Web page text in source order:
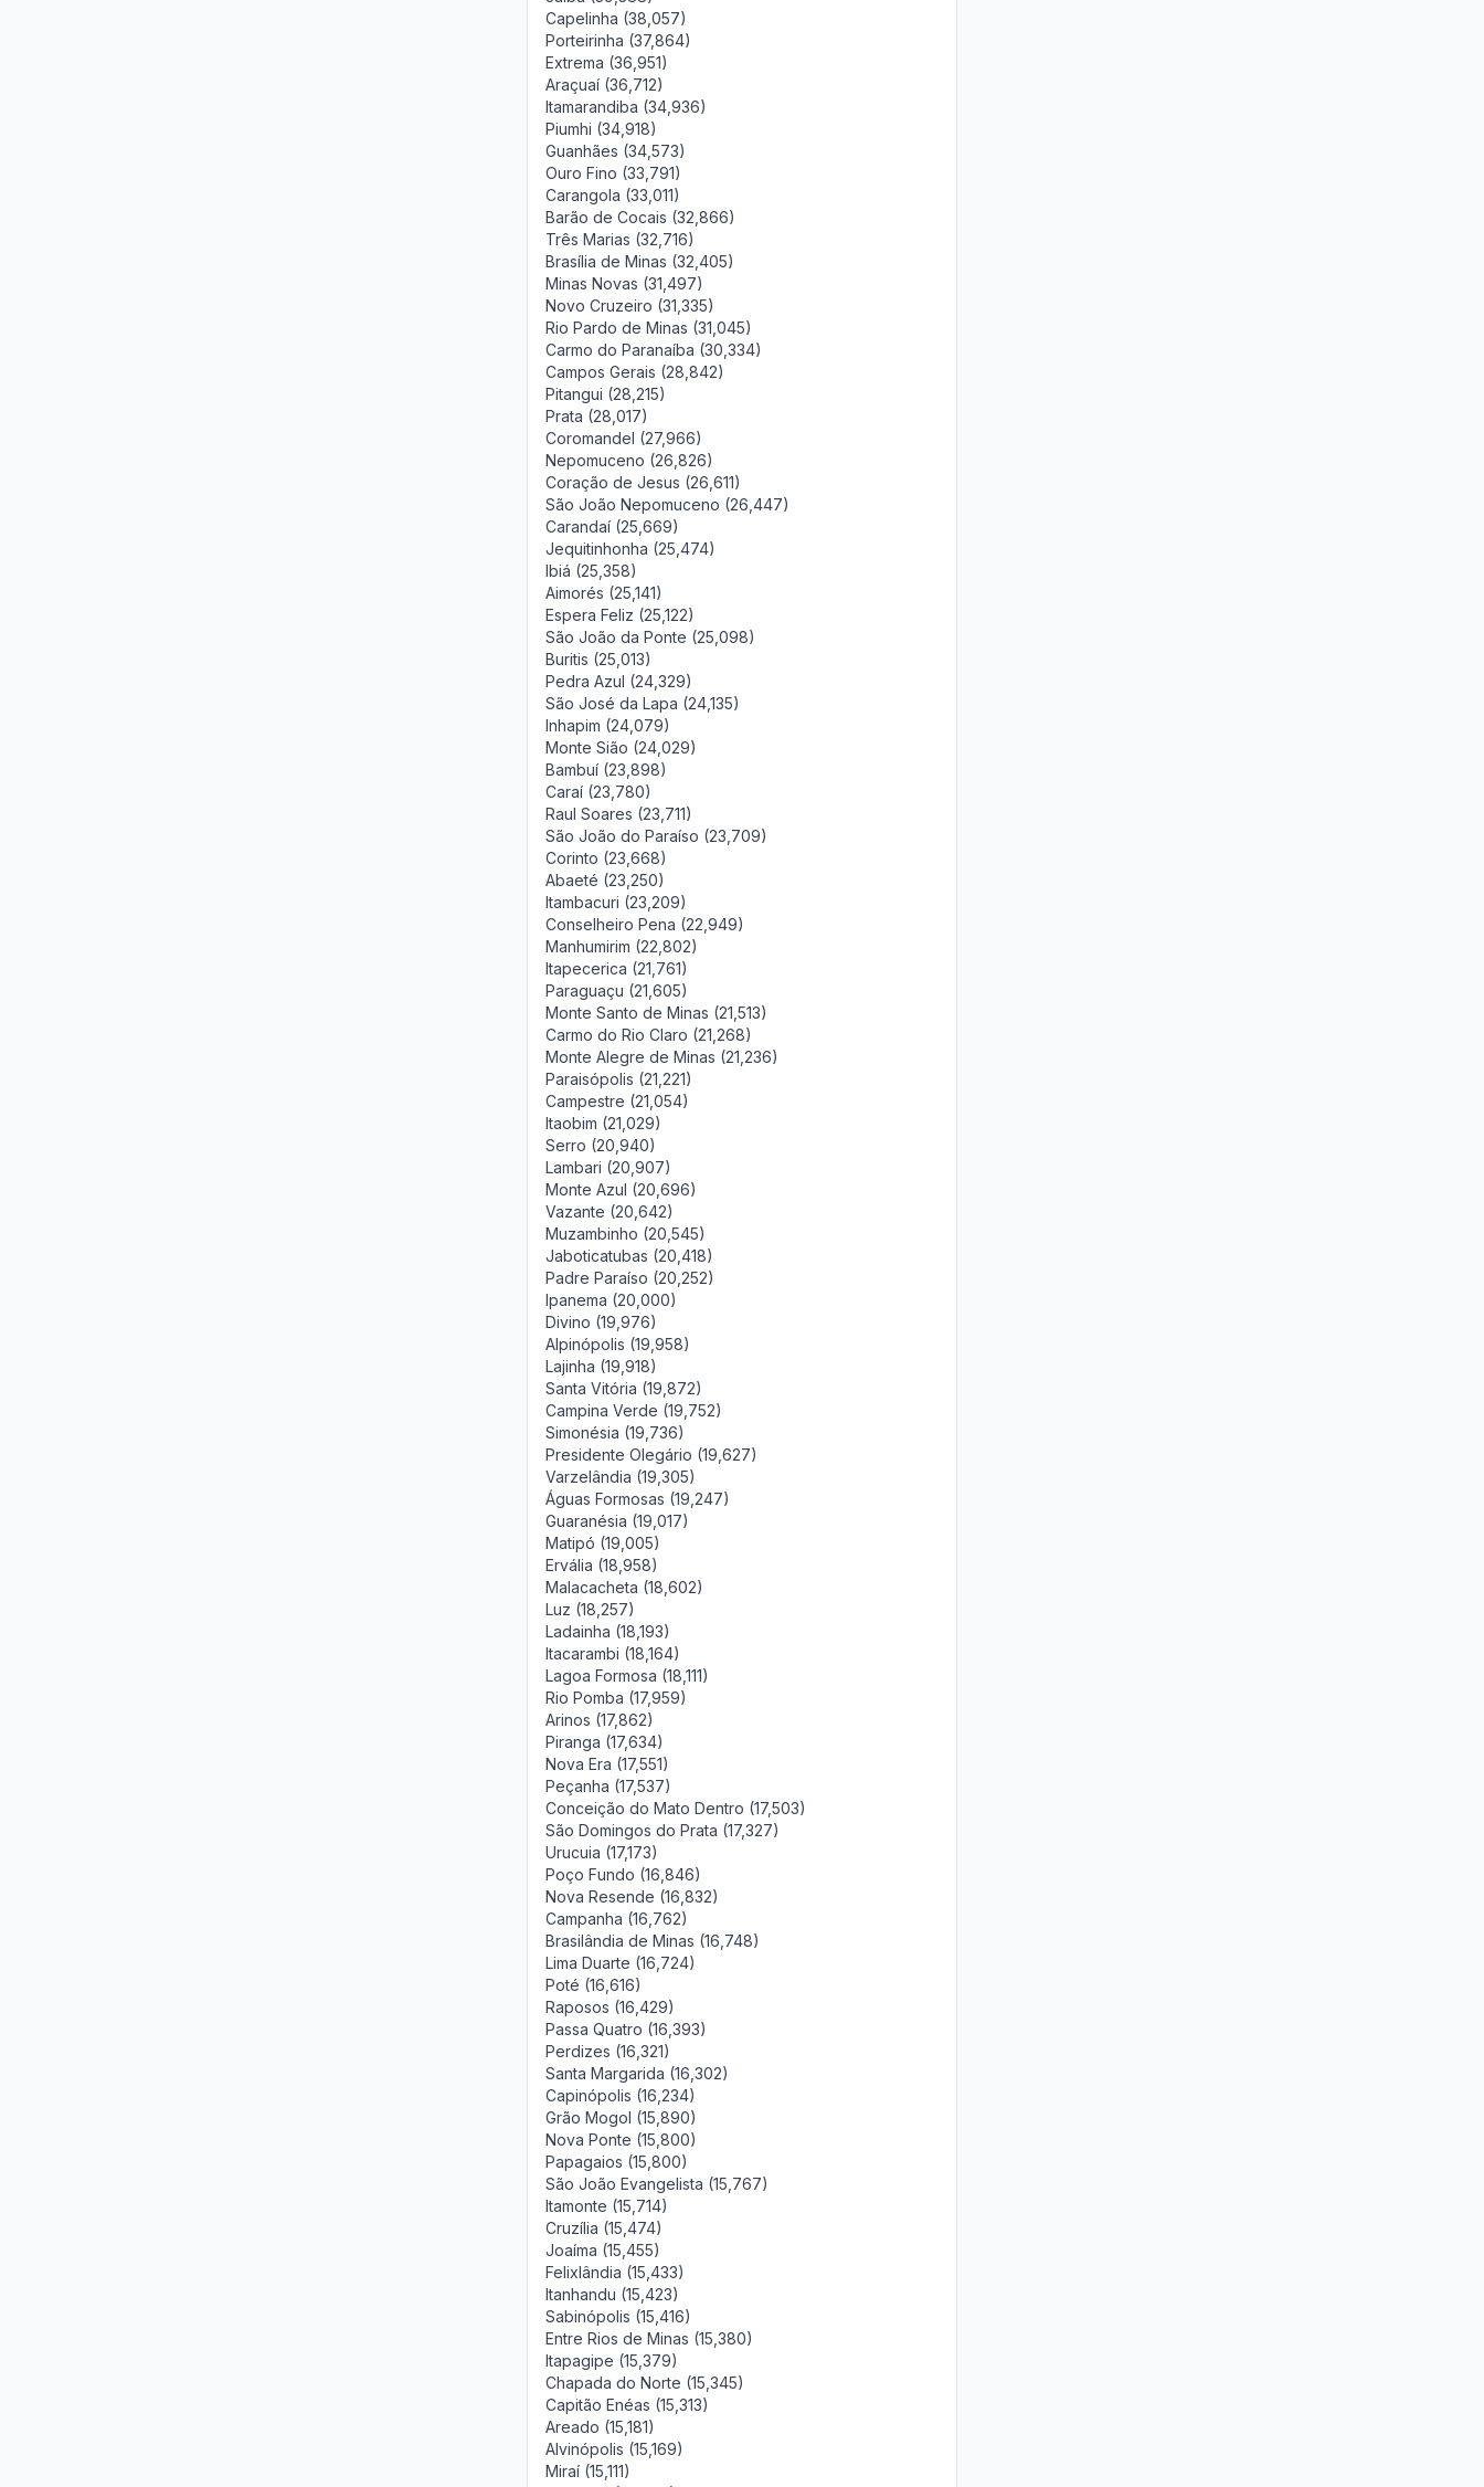
Capelinha (38,057)
Porteirinha (37,864)
Extrema (36,951)
Araçuaí (36,712)
Itamarandiba (34,936)
Piumhi (34,918)
Guanhães (34,573)
Ouro Fino (33,791)
Carangola (33,011)
Barão de Cocais (32,866)
Três Marias (32,716)
Brasília de Minas (32,405)
Minas Novas (31,497)
Novo Cruzeiro (31,335)
Rio Pardo de Minas (31,045)
Carmo do Paranaíba (30,334)
Campos Gerais (28,842)
Pitangui (28,215)
Prata (28,017)
Coromandel (27,966)
Nepomuceno (26,826)
Coração de Jesus (26,611)
São João Nepomuceno (26,447)
Carandaí (25,669)
Jequitinhonha (25,474)
Ibiá (25,358)
Aimorés (25,141)
Espera Feliz (25,122)
São João da Ponte (25,098)
Buritis (25,013)
Pedra Azul (24,329)
São José da Lapa (24,135)
Inhapim (24,079)
Monte Sião (24,029)
Bambuí (23,898)
Caraí (23,780)
Raul Soares (23,711)
São João do Paraíso (23,709)
Corinto (23,668)
Abaeté (23,250)
Itambacuri (23,209)
Conselheiro Pena (22,949)
Manhumirim (22,802)
Itapecerica (21,761)
Paraguaçu (21,605)
Monte Santo de Minas (21,513)
Carmo do Rio Claro (21,268)
Monte Alegre de Minas (21,236)
Paraisópolis (21,221)
Campestre (21,054)
Itaobim (21,029)
Serro (20,940)
Lambari (20,907)
Monte Azul (20,696)
Vazante (20,642)
Muzambinho (20,545)
Jaboticatubas (20,418)
Padre Paraíso (20,252)
Ipanema (20,000)
Divino (19,976)
Alpinópolis (19,958)
Lajinha (19,918)
Santa Vitória (19,872)
Campina Verde (19,752)
Simonésia (19,736)
Presidente Olegário (19,627)
Varzelândia (19,305)
Águas Formosas (19,247)
Guaranésia (19,017)
Matipó (19,005)
Ervália (18,958)
Malacacheta (18,602)
Luz (18,257)
Ladainha (18,193)
Itacarambi (18,164)
Lagoa Formosa (18,111)
Rio Pomba (17,959)
Arinos (17,862)
Piranga (17,634)
Nova Era (17,551)
Peçanha (17,537)
Conceição do Mato Dentro (17,503)
São Domingos do Prata (17,327)
Urucuia (17,173)
Poço Fundo (16,846)
Nova Resende (16,832)
Campanha (16,762)
Brasilândia de Minas (16,748)
Lima Duarte (16,724)
Poté (16,616)
Raposos (16,429)
Passa Quatro (16,393)
Perdizes (16,321)
Santa Margarida (16,302)
Capinópolis (16,234)
Grão Mogol (15,890)
Nova Ponte (15,800)
Papagaios (15,800)
São João Evangelista (15,767)
Itamonte (15,714)
Cruzília (15,474)
Joaíma (15,455)
Felixlândia (15,433)
Itanhandu (15,423)
Sabinópolis (15,416)
Entre Rios de Minas (15,380)
Itapagipe (15,379)
Chapada do Norte (15,345)
Capitão Enéas (15,313)
Areado (15,181)
Alvinópolis (15,169)
Miraí (15,111)